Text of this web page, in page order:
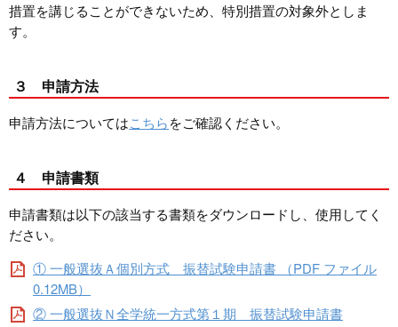
措置を講じることができないため、特別措置の対象外としま
す。
３ 申請方法
申請方法についてはこちらをご確認ください。
４ 申請書類
申請書類は以下の該当する書類をダウンロードし、使用してく
ださい。
① 一般選抜Ａ個別方式 振替試験申請書 （PDF ファイル
0.12MB）
② 一般選抜Ｎ全学統一方式第１期 振替試験申請書